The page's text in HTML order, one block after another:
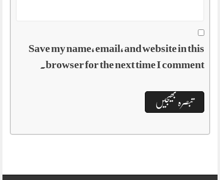
Save my name, email, and website in this
browser for the next time I comment.